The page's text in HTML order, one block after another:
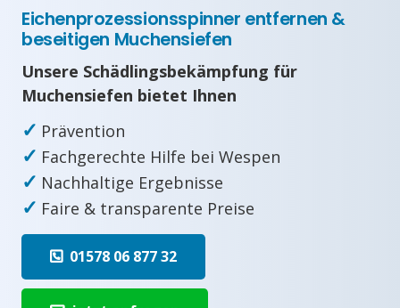
Eichenprozessionsspinner entfernen &
beseitigen Muchensiefen
Unsere Schädlingsbekämpfung für
Muchensiefen bietet Ihnen
✓ Prävention
✓ Fachgerechte Hilfe bei Wespen
✓ Nachhaltige Ergebnisse
✓ Faire & transparente Preise
01578 06 877 32